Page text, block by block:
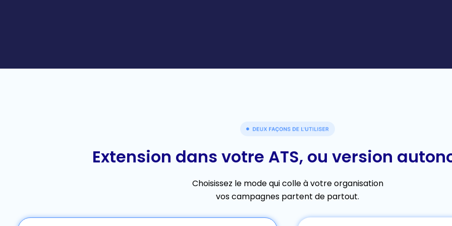
Extension dans votre ATS, ou version
Choisissez le mode qui colle à votre organisation
vos campagnes partent de partout.